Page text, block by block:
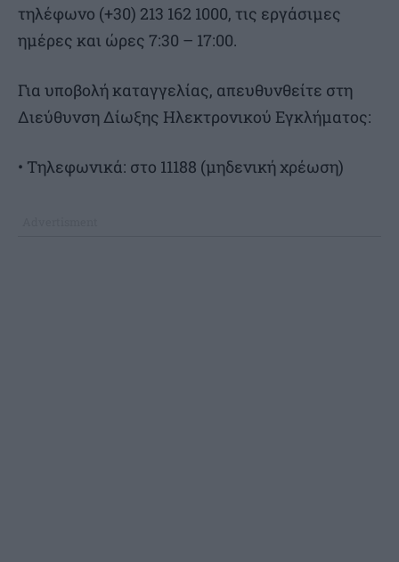
τηλέφωνο (+30) 213 162 1000, τις εργάσιμες
ημέρες και ώρες 7:30 – 17:00.
Για υποβολή καταγγελίας, απευθυνθείτε στη
Διεύθυνση Δίωξης Ηλεκτρονικού Εγκλήματος:
• Τηλεφωνικά: στο 11188 (μηδενική χρέωση)